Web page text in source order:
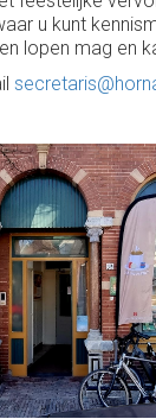
u kunt
lopen mag en